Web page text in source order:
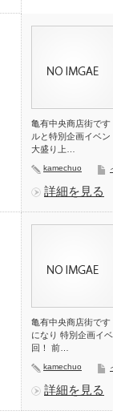
亀有中央商店街で
ルと特別企画イベ
大盛り上…
kamechuo
詳細を見る
亀有中央商店街で
になり 特別企画イ
回！ 前…
kamechuo
詳細を見る